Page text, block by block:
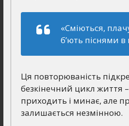
«Сміються,
б’ють піснями
Ця повторюваність
безкінечний цикл життя
приходить і минає, але
залишається незмінною.